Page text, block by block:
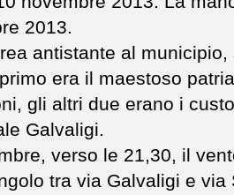
2013.
antistante al
era il maestoso
gli altri due erano i
Galvaligi.
verso le 21,30, il
tra via Galvaligi e